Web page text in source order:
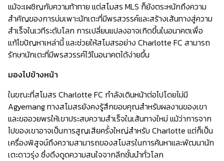
แม้จะเผชิญกับความท้าทาย แต่สโมสร MLS ก็ยังตระหนักถึงความ
สำคัญของการบ่มเพาะนักเตะที่มีพรสวรรค์และสร้างเส้นทางสู่ความ
สำเร็จในเวทีระดับโลก การเปลี่ยนแปลงอาจเกิดขึ้นในอนาคตเพื่อ
แก้ไขปัญหาเหล่านี้ และช่วยให้สโมสรอย่าง Charlotte FC สามารถ
รักษานักเตะที่มีพรสวรรค์ไว้ในอนาคตได้ง่ายขึ้น
มองไปข้างหน้า
ในขณะที่สโมสร Charlotte FC กำลังเดินหน้าต่อไปโดยไม่มี
Agyemang ทางสโมสรยังคงรู้สึกขอบคุณสำหรับผลงานของเขา
และขออวยพรให้เขาประสบความสำเร็จในเส้นทางใหม่ แม้ว่าการจาก
ไปของเขาอาจเป็นการสูญเสียครั้งใหญ่สำหรับ Charlotte แต่ก็เป็น
เครื่องพิสูจน์ถึงความสามารถของสโมสรในการค้นหาและพัฒนานัก
เตะดาวรุ่ง ซึ่งดึงดูดความสนใจจากลีกชั้นนำทั่วโลก